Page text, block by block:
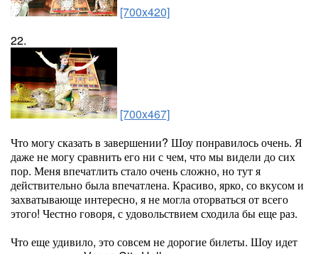
[700x420]
22.
[700x467]
Что могу сказать в завершении? Шоу понравилось очень. Я
даже не могу сравнить его ни с чем, что мы видели до сих
пор. Меня впечатлить стало очень сложно, но тут я
действительно была впечатлена. Красиво, ярко, со вкусом и
захватывающе интересно, я не могла оторваться от всего
этого! Честно говоря, с удовольствием сходила бы еще раз.
Что еще удивило, это совсем не дорогие билеты. Шоу идет